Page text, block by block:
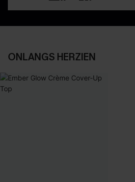
ONLANGS HERZIEN